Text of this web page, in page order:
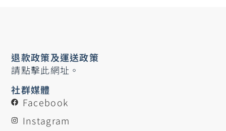
社群媒體
Facebook
Instagram
退款政策及運送政策
請點擊此網址。